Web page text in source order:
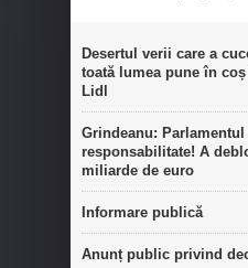
Desertul verii care a
toată lumea pune în
Lidl
Grindeanu:
responsabilitate! A
miliarde de euro
Informare publică
Anunț public privind